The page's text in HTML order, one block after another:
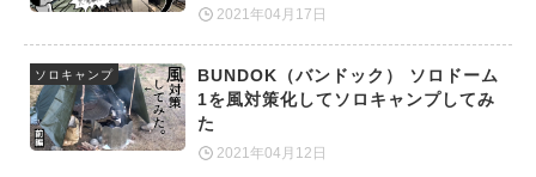
2021年04月17日
BUNDOK（バンドック） ソロドーム
1を風対策化してソロキャンプしてみ
た
2021年04月12日
ソロキャンプ